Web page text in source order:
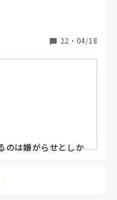
うにと。
多数
22 ・ 04/18
のは嫌がらせとしか